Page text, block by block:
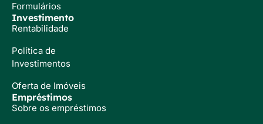
Formulários
Investimento
Rentabilidade
Política de
Investimentos
Oferta de Imóveis
Empréstimos
Sobre os empréstimos